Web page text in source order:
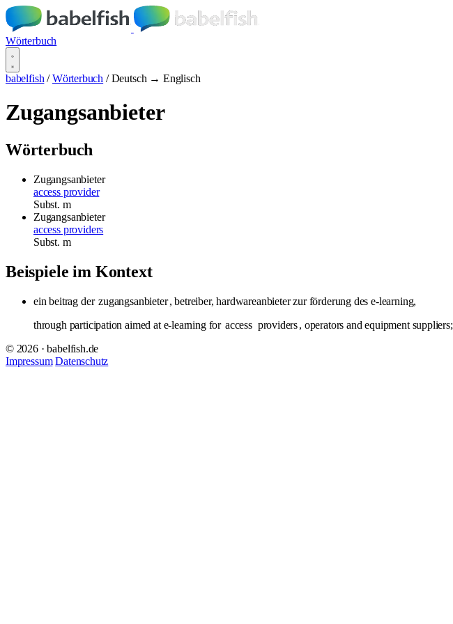
Wörterbuch
babelfish / Wörterbuch / Deutsch → Englisch
Zugangsanbieter
Wörterbuch
Zugangsanbieter
access provider
Subst. m
Zugangsanbieter
access providers
Subst. m
Beispiele im Kontext
ein beitrag der zugangsanbieter , betreiber, hardwareanbieter zur förderung des e-learning,
through participation aimed at e-learning for access providers, operators and equipment suppliers;
© 2026 · babelfish.de
Impressum Datenschutz